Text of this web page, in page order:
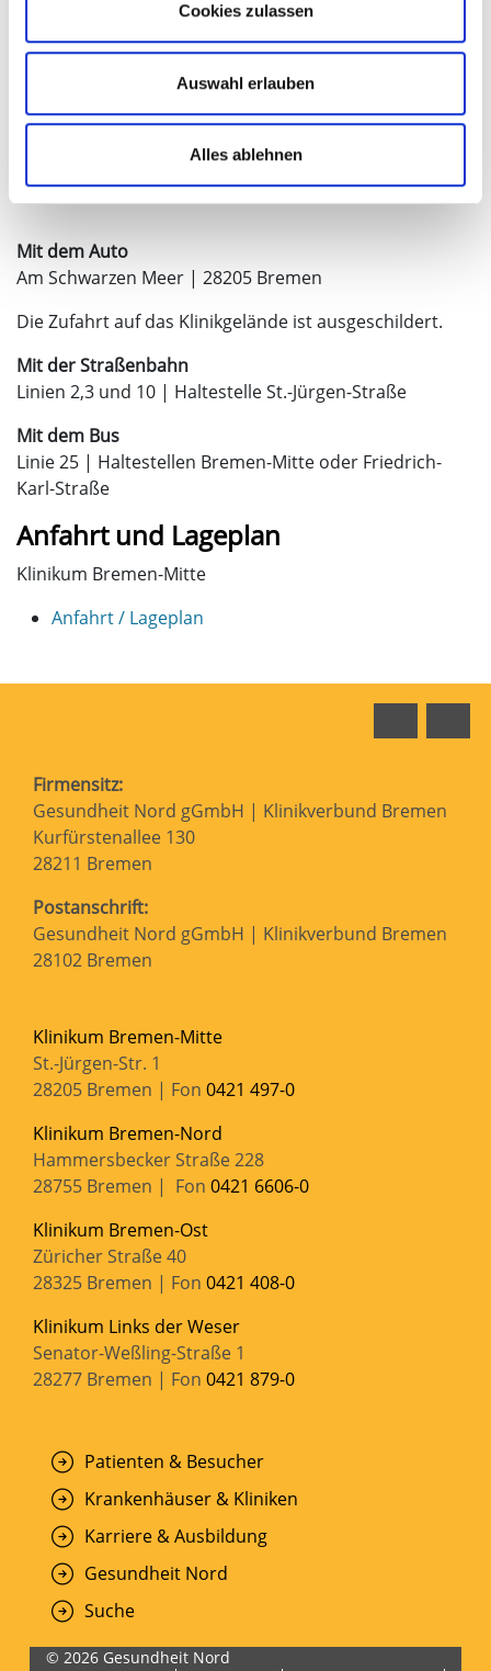
Cookies zulassen
Auswahl erlauben
Alles ablehnen
Mit dem Auto
Am Schwarzen Meer | 28205 Bremen
Die Zufahrt auf das Klinikgelände ist ausgeschildert.
Mit der Straßenbahn
Linien 2,3 und 10 | Haltestelle St.-Jürgen-Straße
Mit dem Bus
Linie 25 | Haltestellen Bremen-Mitte oder Friedrich-
Karl-Straße
Anfahrt und Lageplan
Klinikum Bremen-Mitte
Anfahrt / Lageplan
Firmensitz:
Gesundheit Nord gGmbH | Klinikverbund Bremen
Kurfürstenallee 130
28211 Bremen
Postanschrift:
Gesundheit Nord gGmbH | Klinikverbund Bremen
28102 Bremen
Klinikum Bremen-Mitte
St.-Jürgen-Str. 1
28205 Bremen | Fon 0421 497-0
Klinikum Bremen-Nord
Hammersbecker Straße 228
28755 Bremen | Fon 0421 6606-0
Klinikum Bremen-Ost
Züricher Straße 40
28325 Bremen | Fon 0421 408-0
Klinikum Links der Weser
Senator-Weßling-Straße 1
28277 Bremen | Fon 0421 879-0
Patienten & Besucher
Krankenhäuser & Kliniken
Karriere & Ausbildung
Gesundheit Nord
Suche
© 2026 Gesundheit Nord